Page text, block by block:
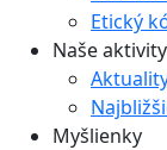
Etický
Naše aktivity
Myšlienky